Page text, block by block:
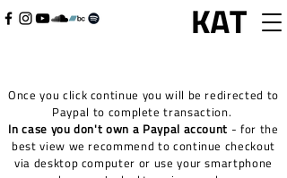
Once you click continue you will be redirected to
Paypal to complete transaction.
In case you don't own a Paypal account - for the
best view we recommend to continue checkout
via desktop computer or use your smartphone